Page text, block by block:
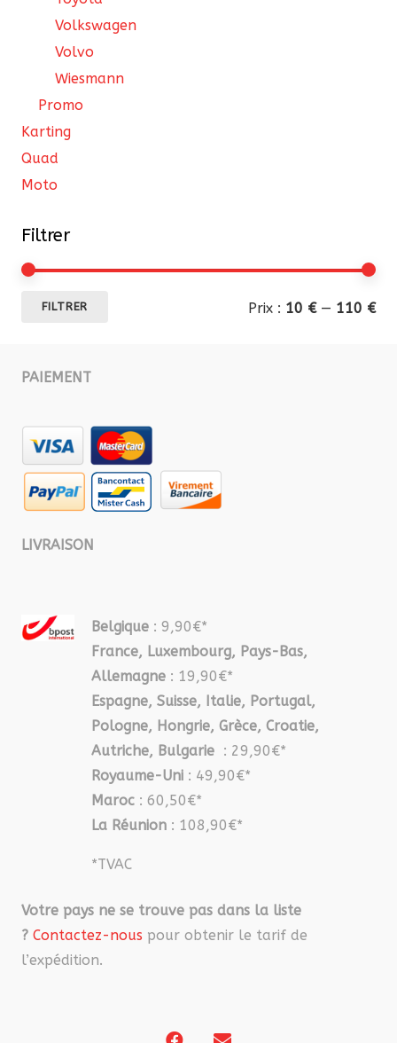
Volkswagen
Volvo
Wiesmann
Promo
Karting
Quad
Moto
Filtrer
FILTRER Prix : 10 €— 110 €
PAIEMENT
LIVRAISON
Belgique : 9,90€*
France, Luxembourg, Pays-Bas,
Allemagne : 19,90€*
Espagne, Suisse, Italie, Portugal,
Pologne, Hongrie, Grèce, Croatie,
Autriche, Bulgarie : 29,90€*
Royaume-Uni : 49,90€*
Maroc : 60,50€*
La Réunion : 108,90€*
*TVAC
Votre pays ne se trouve pas dans la liste
? Contactez-nous pour obtenir le tarif de
l’expédition.